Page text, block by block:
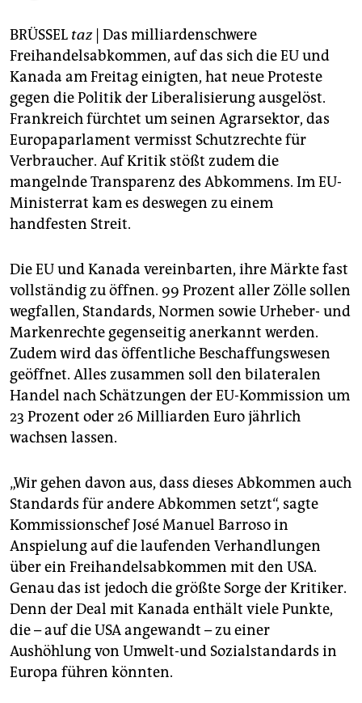
unterstützen
abo
genossenschaft
epaper login
BRÜSSEL taz| Das milliardenschwere
Freihandelsabkommen, auf das sich die EU und
Kanada am Freitag einigten, hat neue Proteste
gegen die Politik der Liberalisierung ausgelöst.
Frankreich fürchtet um seinen Agrarsektor, das
Europaparlament vermisst Schutzrechte für
Verbraucher. Auf Kritik stößt zudem die
mangelnde Transparenz des Abkommens. Im EU-
Ministerrat kam es deswegen zu einem
handfesten Streit.
Die EU und Kanada vereinbarten, ihre Märkte fast
vollständig zu öffnen. 99 Prozent aller Zölle sollen
wegfallen, Standards, Normen sowie Urheber- und
Markenrechte gegenseitig anerkannt werden.
Zudem wird das öffentliche Beschaffungswesen
geöffnet. Alles zusammen soll den bilateralen
Handel nach Schätzungen der EU-Kommission um
23 Prozent oder 26 Milliarden Euro jährlich
wachsen lassen.
„Wir gehen davon aus, dass dieses Abkommen auch
Standards für andere Abkommen setzt“, sagte
Kommissionschef José Manuel Barroso in
Anspielung auf die laufenden Verhandlungen
über ein Freihandelsabkommen mit den USA.
Genau das ist jedoch die größte Sorge der Kritiker.
Denn der Deal mit Kanada enthält viele Punkte,
die – auf die USA angewandt – zu einer
Aushöhlung von Umwelt-und Sozialstandards in
Europa führen könnten.